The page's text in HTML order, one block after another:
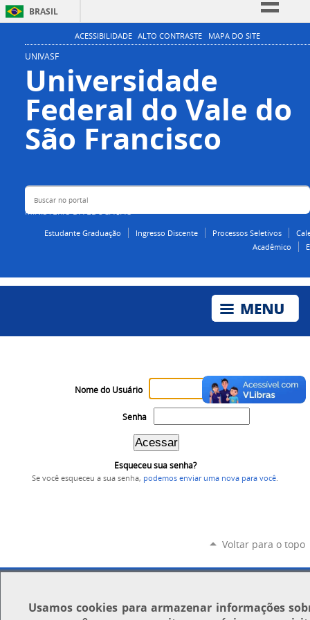
BRASIL
Simplifique!
Participe
Acesso à informação
Legislação
Canais
ACESSIBILIDADE ALTO CONTRASTE MAPA DO SITE
UNIVASF
Universidade
Federal do Vale do
São Francisco
MINISTÉRIO DA EDUCAÇÃO
Buscar no portal
Estudante Graduação Ingresso Discente Processos Seletivos
Acadêmico
Nome do Usuário
Senha
Esqueceu sua senha?
Se você esqueceu a sua senha, podemos enviar uma nova para você.
Voltar para o topo
Usamoscookies para armazenar informações